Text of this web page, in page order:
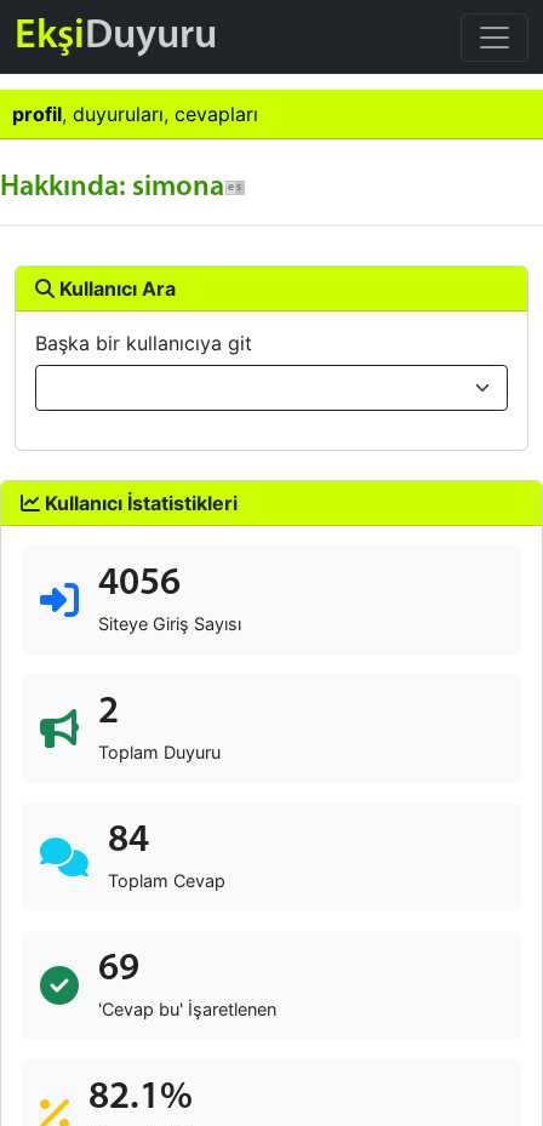
EkşiDuyuru
profil, duyuruları, cevapları
Hakkında: simona
Kullanıcı Ara
Başka bir kullanıcıya git
Kullanıcı İstatistikleri
4056
Siteye Giriş Sayısı
2
Toplam Duyuru
84
Toplam Cevap
69
'Cevap bu' İşaretlenen
82.1%